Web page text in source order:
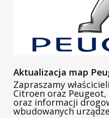
Aktualizacja map
Zapraszamy
Citroen oraz
oraz informacji
wbudowanych